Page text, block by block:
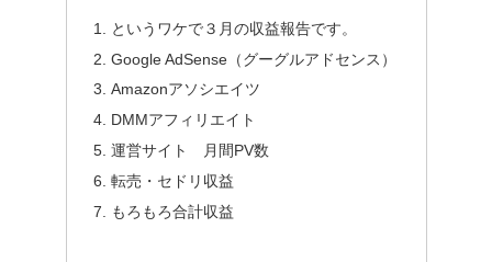
というワケで３月の収益報告です。
Google AdSense（グーグルアドセンス）
Amazonアソシエイツ
DMMアフィリエイト
運営サイト 月間PV数
転売・セドリ収益
もろもろ合計収益